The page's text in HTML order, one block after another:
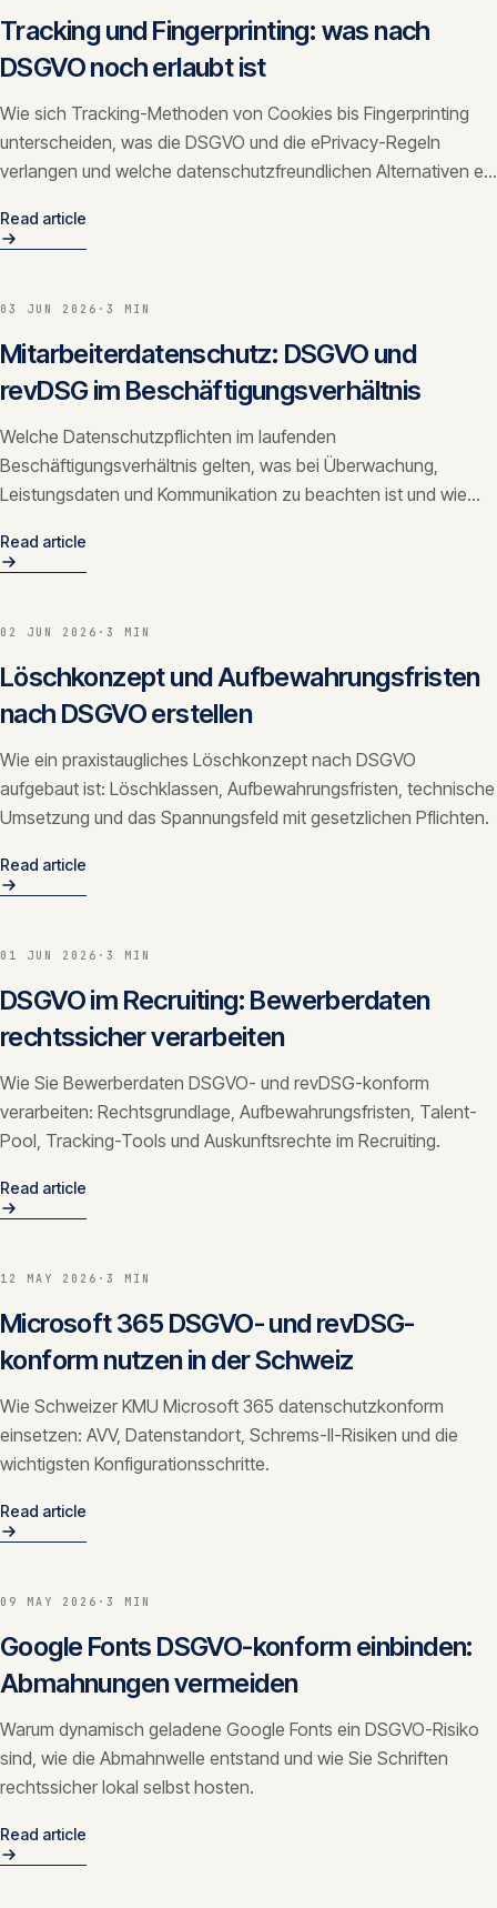
Tracking und Fingerprinting: was nach
DSGVO noch erlaubt ist
Wie sich Tracking-Methoden von Cookies bis Fingerprinting
unterscheiden, was die DSGVO und die ePrivacy-Regeln
verlangen und welche datenschutzfreundlichen Alternativen es
Read article
03 JUN 2026 · 3 MIN
Mitarbeiterdatenschutz: DSGVO und
revDSG im Beschäftigungsverhältnis
Welche Datenschutzpflichten im laufenden
Beschäftigungsverhältnis gelten, was bei Überwachung,
Leistungsdaten und Kommunikation zu beachten ist und wie
Read article
02 JUN 2026 · 3 MIN
Löschkonzept und Aufbewahrungsfristen
nach DSGVO erstellen
Wie ein praxistaugliches Löschkonzept nach DSGVO
aufgebaut ist: Löschklassen, Aufbewahrungsfristen, technische
Umsetzung und das Spannungsfeld mit gesetzlichen Pflichten.
Read article
01 JUN 2026 · 3 MIN
DSGVO im Recruiting: Bewerberdaten
rechtssicher verarbeiten
Wie Sie Bewerberdaten DSGVO- und revDSG-konform
verarbeiten: Rechtsgrundlage, Aufbewahrungsfristen, Talent-
Pool, Tracking-Tools und Auskunftsrechte im Recruiting.
Read article
12 MAY 2026 · 3 MIN
Microsoft 365 DSGVO- und revDSG-
konform nutzen in der Schweiz
Wie Schweizer KMU Microsoft 365 datenschutzkonform
einsetzen: AVV, Datenstandort, Schrems-II-Risiken und die
wichtigsten Konfigurationsschritte.
Read article
09 MAY 2026 · 3 MIN
Google Fonts DSGVO-konform einbinden:
Abmahnungen vermeiden
Warum dynamisch geladene Google Fonts ein DSGVO-Risiko
sind, wie die Abmahnwelle entstand und wie Sie Schriften
rechtssicher lokal selbst hosten.
Read article